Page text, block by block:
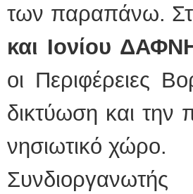
των παραπάνω.
και Ιονίου
οι Περιφέρειες
δικτύωση και την
νησιωτικό χώρο.